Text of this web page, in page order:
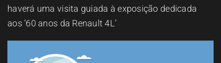
haverá uma visita guiada à exposição dedicada
aos ’60 anos da Renault 4L’